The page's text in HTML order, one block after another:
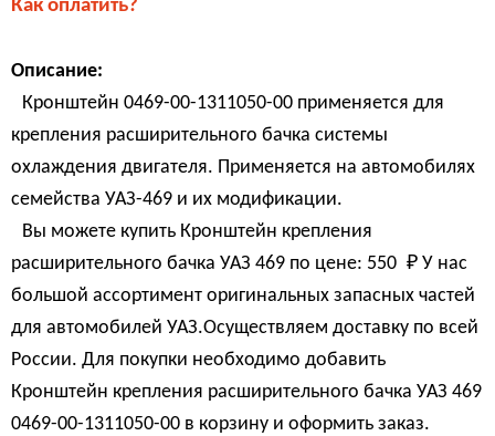
Как оплатить?
Описание:
Кронштейн 0469-00-1311050-00 применяется для
крепления расширительного бачка системы
охлаждения двигателя. Применяется на автомобилях
семейства УАЗ-469 и их модификации.
Вы можете купить Кронштейн крепления
расширительного бачка УАЗ 469 по цене: 550 ₽ У нас
большой ассортимент оригинальных запасных частей
для автомобилей УАЗ.Осуществляем доставку по всей
России. Для покупки необходимо добавить
Кронштейн крепления расширительного бачка УАЗ 469
0469-00-1311050-00 в корзину и оформить заказ.